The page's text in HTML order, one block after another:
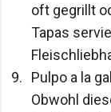
oft gegrillt
Tapas
Pulpo a la
Obwohl